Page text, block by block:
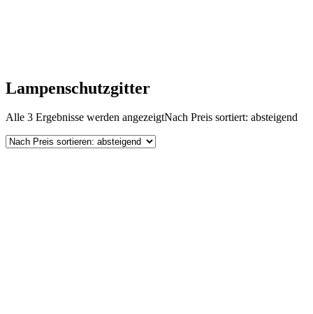
Lampenschutzgitter
Alle 3 Ergebnisse werden angezeigtNach Preis sortiert: absteigend